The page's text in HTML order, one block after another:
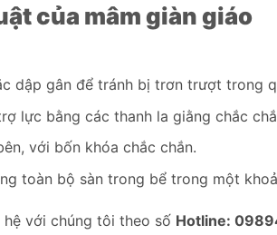
của mâm giàn giáo
dập gân để tránh bị trơn trượt trong
lực bằng các thanh la giằng chắc
với bốn khóa chắc chắn.
toàn bộ sàn trong bể trong một
với chúng tôi theo số Hotline: